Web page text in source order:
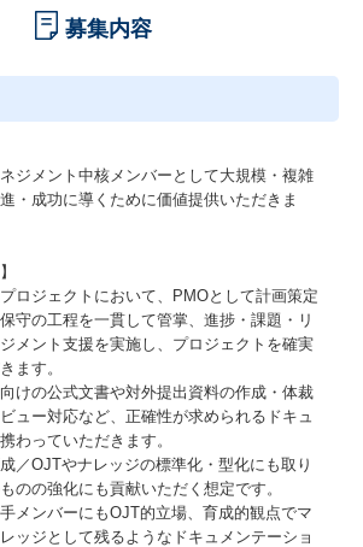
募集内容
ジメント中核メンバーとして大規模・複雑
・成功に導くために価値提供いただきま
ロジェクトにおいて、PMOとして計画策定
守の工程を一貫して管掌、進捗・課題・リ
メント支援を実施し、プロジェクトを確実
ます。
けの公式文書や対外提出資料の作成・体裁
ュー対応など、正確性が求められるドキュ
わっていただきます。
／OJTやナレッジの標準化・型化にも取り
のの強化にも貢献いただく想定です。
メンバーにもOJT的立場、育成的観点でマ
ッジとして残るようなドキュメンテーショ